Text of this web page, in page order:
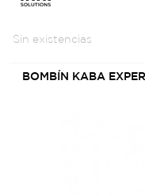
Sin existencias
BOMBÍN KABA